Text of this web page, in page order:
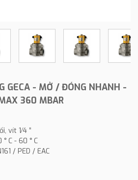
GECA - MỞ / ĐÓNG NHANH -
360 MBAR
vít 1⁄4 ”
C - 60 ° C
/ PED / EAC